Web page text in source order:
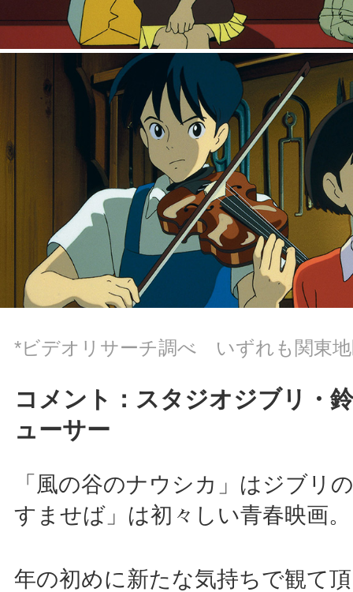
*ビデオリサーチ調べ いずれも関東地
コメント：スタジオジブリ・
ューサー
「風の谷のナウシカ」はジブリ
すませば」は初々しい青春映画。
年の初めに新たな気持ちで観て